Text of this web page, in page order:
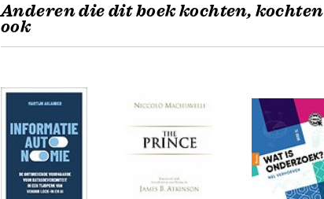
Anderen die dit boek kochten, kochten
ook